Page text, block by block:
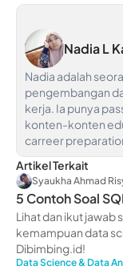
Nadia L
Nadia adalah
pengembangan
kerja. Ia punya
konten-konten
carreer
Artikel Terkait
Syaukha Ahmad
5 Contoh Soal
Pemula
Lihat dan ikut jawab
kemampuan data
Dibimbing.id!
Data Science & Data